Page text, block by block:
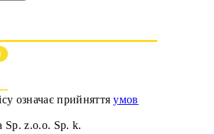
означає прийняттяумов
z.o.o. Sp. k.